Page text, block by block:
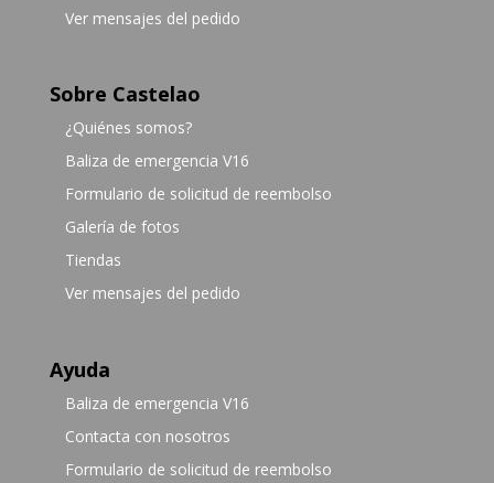
Ver mensajes del pedido
Sobre Castelao
¿Quiénes somos?
Baliza de emergencia V16
Formulario de solicitud de reembolso
Galería de fotos
Tiendas
Ver mensajes del pedido
Ayuda
Baliza de emergencia V16
Contacta con nosotros
Formulario de solicitud de reembolso